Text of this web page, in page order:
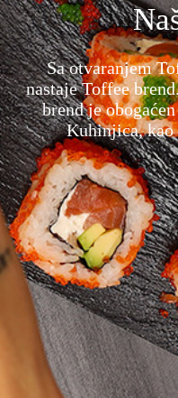
Sa otvaranjem
nastaje Toffee
brend je
Kuhinjica, kao